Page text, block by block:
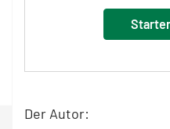
Der Autor: